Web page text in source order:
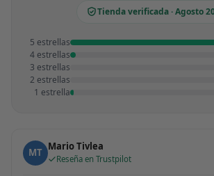
Tienda verificada · Agosto
5 estrellas
4 estrellas
3 estrellas
2 estrellas
1 estrella
MT Mario Tivlea
Reseña en Trustpilot